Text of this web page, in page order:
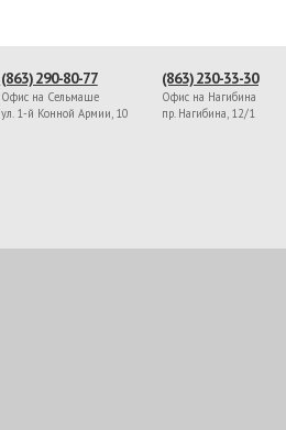
(863) 290-80-77
Офис на Сельмаше
ул. 1-й Конной Армии, 10
(863) 230-33-30
Офис на Нагибина
пр. Нагибина, 12/1